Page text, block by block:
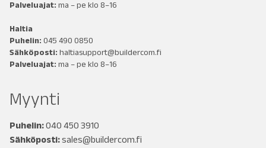
Palveluajat: ma – pe klo 8–16
Haltia
Puhelin: 045 490 0850
Sähköposti: haltiasupport@buildercom.fi
Palveluajat: ma – pe klo 8–16
Myynti
Puhelin:040 450 3910
Sähköposti:sales@buildercom.fi